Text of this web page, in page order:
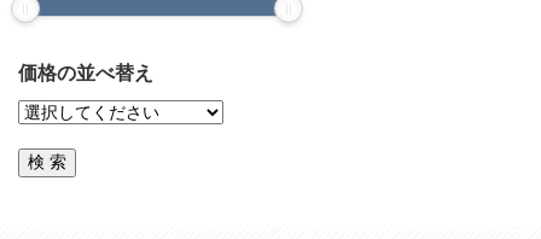
価格の並べ替え